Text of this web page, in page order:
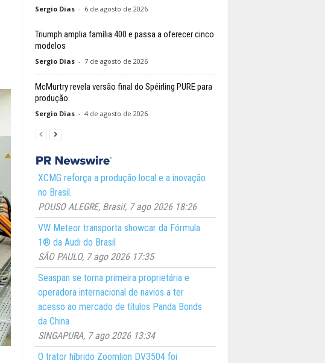
Sergio Dias - 6 de agosto de 2026
Triumph amplia família 400 e passa a oferecer cinco
modelos
Sergio Dias - 7 de agosto de 2026
McMurtry revela versão final do Spéirling PURE para
produção
Sergio Dias - 4 de agosto de 2026
XCMG reforça a produção local e a inovação
no Brasil.
POUSO ALEGRE, Brasil, 7 ago 2026 18:26
VW Meteor transporta showcar da Fórmula
1® da Audi do Brasil
SÃO PAULO, 7 ago 2026 17:35
Seaspan se torna primeira proprietária e
operadora internacional de navios a ter
acesso ao mercado de títulos Panda Bonds
da China
SINGAPURA, 7 ago 2026 13:34
O trator híbrido Zoomlion DV3504 foi